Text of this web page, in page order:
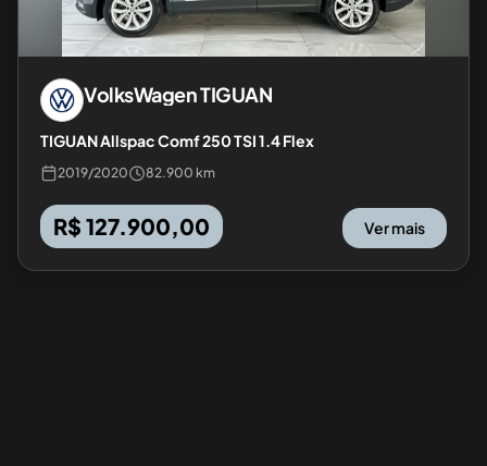
VolksWagenTIGUAN
TIGUAN Allspac Comf 250 TSI 1.4 Flex
2019/2020 82.900 km
R$ 127.900,00 Ver mais